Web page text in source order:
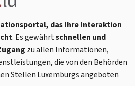
das Ihre Interaktion
. Es gewährtschnellen und
zu allen Informationen,
die von den Behörden
Stellen Luxemburgs angeboten